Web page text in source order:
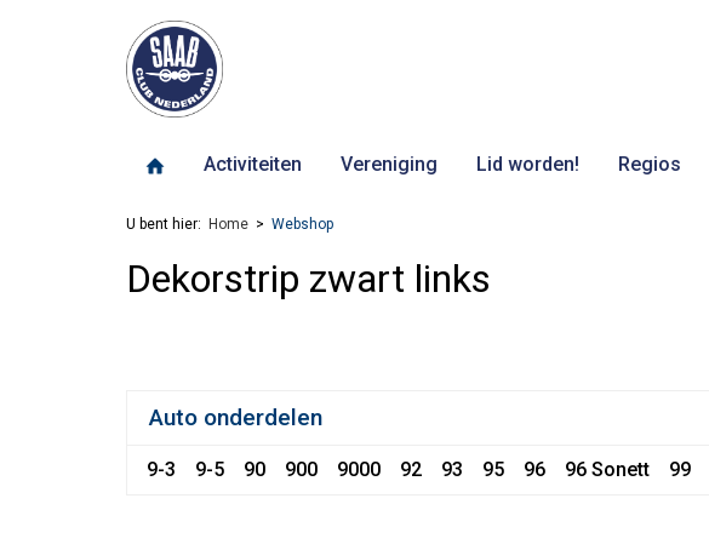
Activiteiten Vereniging Lid worden! Regios
U bent hier: Home Webshop
Dekorstrip zwart links
Auto onderdelen
9-3 9-5 90 900 9000 92 93 95 96 96 Sonett 99